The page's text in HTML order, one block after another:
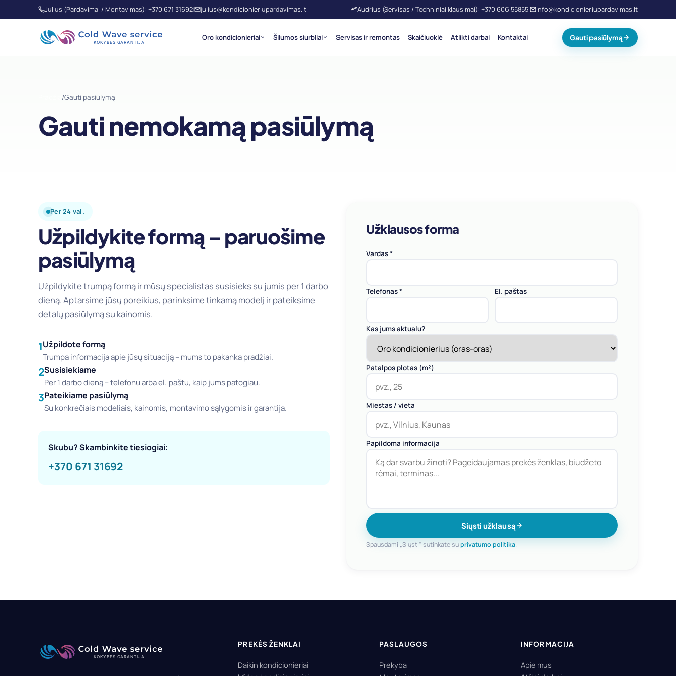
Julius (Pardavimai / Montavimas): +370 671 31692| julius@kondicionieriupardavimas.lt Audrius (Servisas / Techniniai klausimai): +370 606 55855| info@kondicionieriupardavimas.lt
Oro kondicionieriai Šilumos siurbliai Servisas ir remontas Skaičiuoklė Atlikti darbai Kontaktai Gauti pasiūlymą
/Gauti pasiūlymą
Gauti nemokamą pasiūlymą
Per 24 val.
Užpildykite formą – paruošime
pasiūlymą
Užpildykite trumpą formą ir mūsų specialistas susisieks su jumis per 1 darbo
dieną. Aptarsime jūsų poreikius, parinksime tinkamą modelį ir pateiksime
detalų pasiūlymą su kainomis.
1Užpildote formą
Trumpa informacija apie jūsų situaciją – mums to pakanka pradžiai.
2Susisiekiame
Per 1 darbo dieną – telefonu arba el. paštu, kaip jums patogiau.
3Pateikiame pasiūlymą
Su konkrečiais modeliais, kainomis, montavimo sąlygomis ir garantija.
Skubu? Skambinkite tiesiogiai:
+370 671 31692
Užklausos forma
Vardas *
Telefonas * El. paštas
Kas jums aktualu?
Patalpos plotas (m²)
Miestas / vieta
Papildoma informacija
Siųsti užklausą
Spausdami „Siųsti" sutinkate suprivatumo politika.
PREKĖS ŽENKLAI
Daikin kondicionieriai
PASLAUGOS
Prekyba
INFORMACIJA
Apie mus